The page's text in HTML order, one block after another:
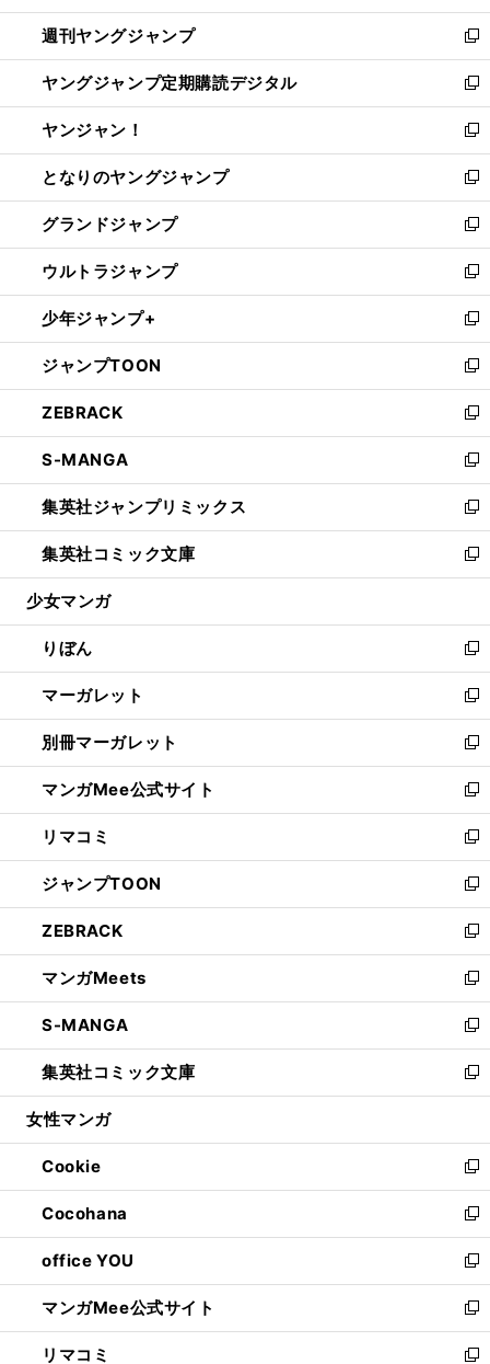
開
く
ウ
で
開
く
ン
ド
ウ
で
開
く
ウ
ィ
ン
ド
ウ
で
開
く
週刊ヤングジャンプ
新
し
い
ウ
ィ
ン
ド
ウ
で
開
く
ヤングジャンプ定期購読デジタル
新
し
い
ウ
ィ
ン
ド
ウ
で
開
く
ヤンジャン！
新
し
い
ウ
ィ
ン
ド
ウ
で
開
く
となりのヤングジャンプ
新
し
い
ウ
ィ
ン
ド
ウ
で
開
く
グランドジャンプ
新
し
い
ウ
ィ
ン
ド
ウ
で
開
く
ウルトラジャンプ
新
し
い
ウ
ィ
ン
ド
ウ
で
開
く
少年ジャンプ+
新
し
い
ウ
ィ
ン
ド
ウ
で
開
く
ジャンプTOON
新
し
い
ウ
ィ
ン
ド
ウ
で
開
ZEBRACK
新
し
い
ウ
ィ
ン
ド
ウ
開
く
S-MANGA
新
し
い
ウ
ィ
ン
ウ
で
開
く
集英社ジャンプリミックス
新
し
い
ウ
ン
ド
ウ
で
開
く
集英社コミック文庫
新
し
ウ
ィ
ン
ド
ウ
で
開
く
少女マンガ
りぼん
新
し
い
ウ
ィ
ン
ド
ウ
で
開
く
マーガレット
新
し
い
ウ
ィ
ン
ド
ウ
で
開
く
別冊マーガレット
新
し
い
ウ
ィ
ン
ド
ウ
で
開
く
マンガMee公式サイト
新
し
い
ウ
ィ
ン
ド
ウ
で
開
く
リマコミ
新
し
い
ウ
ィ
ン
ド
ウ
で
開
く
ジャンプTOON
新
し
い
ウ
ィ
ン
ド
ウ
で
開
ZEBRACK
新
し
い
ウ
ィ
ン
ド
ウ
開
く
マンガMeets
新
し
い
ウ
ィ
ン
ウ
で
開
く
S-MANGA
新
し
い
ウ
ン
ド
ウ
で
開
く
集英社コミック文庫
新
し
ウ
ィ
ン
ド
ウ
で
開
く
女性マンガ
Cookie
新
し
い
ウ
ィ
ン
ド
ウ
で
Cocohana
新
し
い
ウ
ィ
ン
ド
office YOU
新
し
い
ウ
ィ
マンガMee公式サイト
新
し
い
リマコミ 新